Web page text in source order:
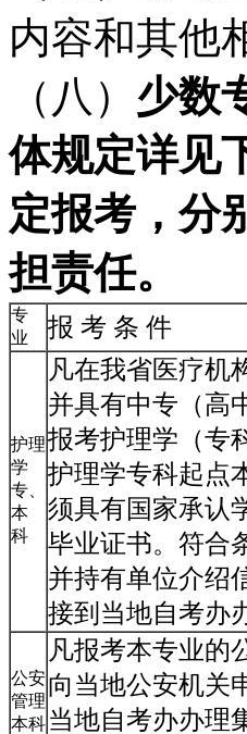
内容和其他
（八） 少数
体规定详见
定报考，分
担责任。
专
业
报 考 条 件
护理
学
专、
本
科
凡在我省医疗机
并具有中专（高
报考护理学（专
护理学专科起点
须具有国家承认
毕业证书。符合
并持有单位介绍
接到当地自考办
公安
管理
本科
凡报考本专业的
向当地公安机关
当地自考办办理